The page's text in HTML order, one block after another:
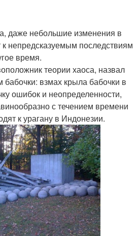
даже небольшие изменения в
непредсказуемым последствиям
время.
теории хаоса, назвал
взмах крыла бабочки в
ошибок и неопределенности,
с течением времени
к урагану в Индонезии.